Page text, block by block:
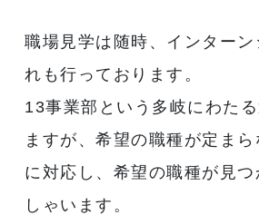
職場見学は随時、インターン
れも行っております。
13事業部という多岐にわた
ますが、希望の職種が定ま
に対応し、希望の職種が見
しゃいます。